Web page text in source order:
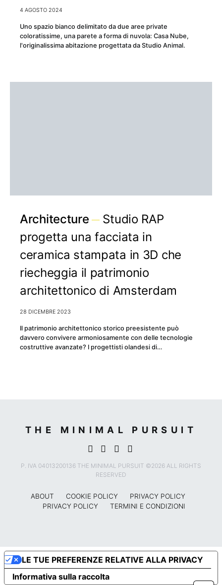
4 AGOSTO 2024
Uno spazio bianco delimitato da due aree private
coloratissime, una parete a forma di nuvola: Casa Nube,
l'originalissima abitazione progettata da Studio Animal.
Architecture
Studio RAP
progetta una facciata in
ceramica stampata in 3D che
riecheggia il patrimonio
architettonico di Amsterdam
28 DICEMBRE 2023
Il patrimonio architettonico storico preesistente può
davvero convivere armoniosamente con delle tecnologie
costruttive avanzate? I progettisti olandesi di…
THE MINIMAL PURSUIT
P. IVA 04013200136 THE MINIMAL PURSUIT ©2026 ALL RIGHTS
RESERVED
ABOUT COOKIE POLICY
PRIVACY POLICY
PRIVACY POLICY
TERMINI E CONDIZIONI
Informativa sulla raccolta
LE TUE PREFERENZE RELATIVE ALLA PRIVACY